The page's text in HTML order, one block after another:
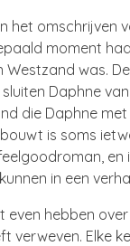
het omschrijven
moment
Westzand was.
Daphne
die Daphne
is soms
en
in een
even hebben
verweven. Elke